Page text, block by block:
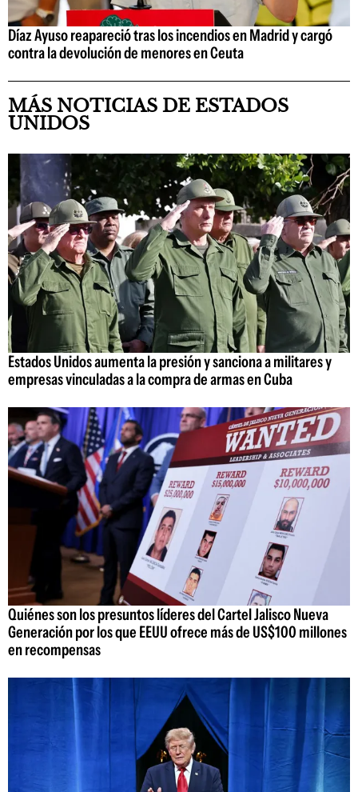
Díaz Ayuso reapareció tras los incendios en Madrid y cargó
contra la devolución de menores en Ceuta
MÁS NOTICIAS DE ESTADOS
UNIDOS
Estados Unidos aumenta la presión y sanciona a militares y
empresas vinculadas a la compra de armas en Cuba
Quiénes son los presuntos líderes del Cartel Jalisco Nueva
Generación por los que EEUU ofrece más de US$100 millones
en recompensas